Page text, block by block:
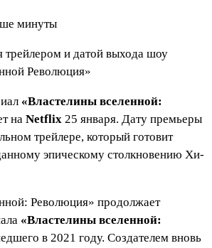
минуты
«Властелины вселенной:
на Netflix 25 января. Дату премьеры
трейлере, который готовит
эпическому столкновению Хи-
Революция» продолжает
«Властелины вселенной:
в 2021 году. Создателем вновь